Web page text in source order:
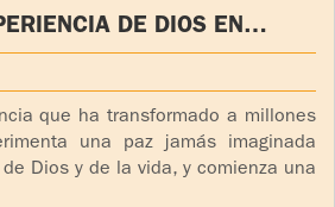
DE DIOS EN
que ha transformado a millones
una paz jamás imaginada
Dios y de la vida, y comienza una